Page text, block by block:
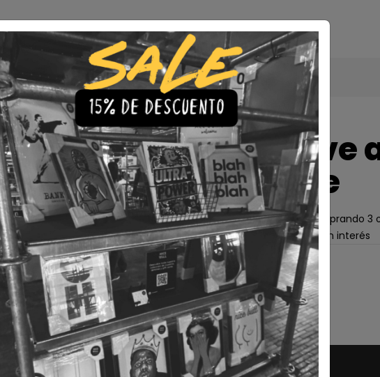
IluminaciónPrecios de cuadros & láminasPlazos de Entrega
|Cuadro Live
Adventure
🇨🇱 Envío gratis a todo Chile comprando 3
💎 Calidad Premium
💳 3 Cuotas sin interés
TAMAÑO
30x40 40x60
LÁMINA
Con Marco Sin Marco
Cantidad